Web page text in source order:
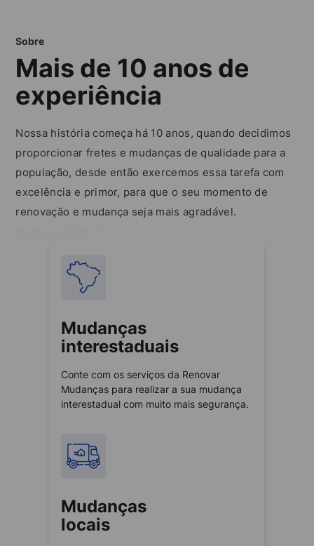
Sobre
Mais de 10 anos de
experiência
Nossa história começa há 10 anos, quando decidimos
proporcionar fretes e mudanças de qualidade para a
população, desde então exercemos essa tarefa com
excelência e primor, para que o seu momento de
renovação e mudança seja mais agradável.
Mudanças
interestaduais
Conte com os serviços da Renovar
Mudanças para realizar a sua mudança
interestadual com muito mais segurança.
Mudanças
locais